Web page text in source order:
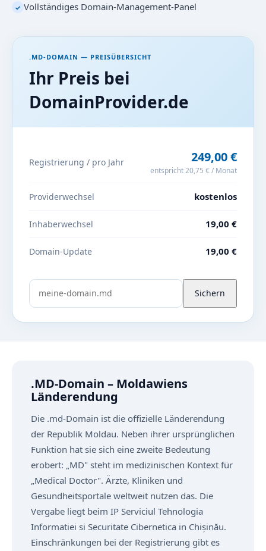
✓ Vollständiges Domain-Management-Panel
.MD-DOMAIN — PREISÜBERSICHT
Ihr Preis bei
DomainProvider.de
Registrierung / pro Jahr 249,00 €
entspricht 20,75 € / Monat
Providerwechsel kostenlos
Inhaberwechsel 19,00 €
Domain-Update 19,00 €
Sichern
.MD-Domain – Moldawiens
Länderendung
Die .md-Domain ist die offizielle Länderendung
der Republik Moldau. Neben ihrer ursprünglichen
Funktion hat sie sich eine zweite Bedeutung
erobert: „MD" steht im medizinischen Kontext für
„Medical Doctor". Ärzte, Kliniken und
Gesundheitsportale weltweit nutzen das. Die
Vergabe liegt beim IP Serviciul Tehnologia
Informatiei si Securitate Cibernetica in Chișinău.
Einschränkungen bei der Registrierung gibt es